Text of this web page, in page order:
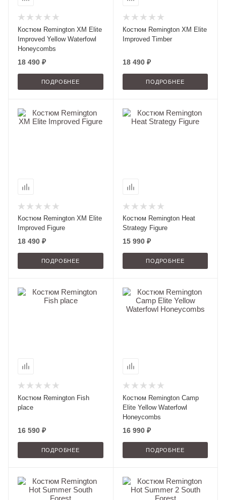
Костюм Remington XM Elite
Improved Yellow Waterfowl
Honeycombs
18 490 ₽
ПОДРОБНЕЕ
Костюм Remington XM Elite
Improved Timber
18 490 ₽
ПОДРОБНЕЕ
Костюм Remington XM Elite
Improved Figure
18 490 ₽
ПОДРОБНЕЕ
Костюм Remington Heat
Strategy Figure
15 990 ₽
ПОДРОБНЕЕ
Костюм Remington Fish
place
16 590 ₽
ПОДРОБНЕЕ
Костюм Remington Camp
Elite Yellow Waterfowl
Honeycombs
16 990 ₽
ПОДРОБНЕЕ